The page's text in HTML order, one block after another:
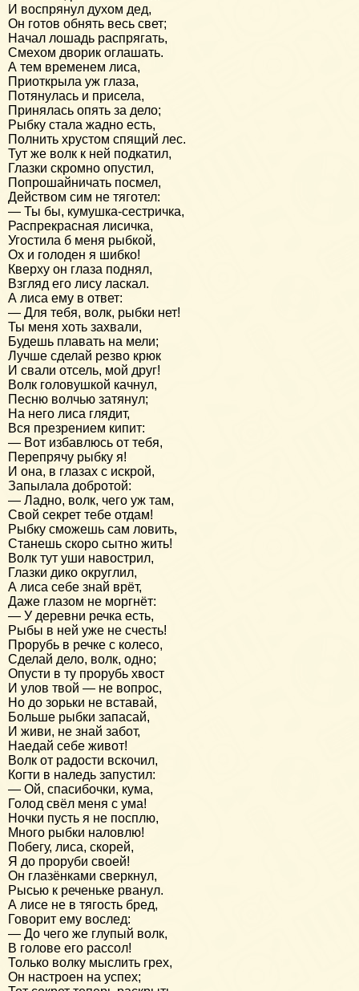
И воспрянул духом дед,
Он готов обнять весь свет;
Начал лошадь распрягать,
Смехом дворик оглашать.
А тем временем лиса,
Приоткрыла уж глаза,
Потянулась и присела,
Принялась опять за дело;
Рыбку стала жадно есть,
Полнить хрустом спящий лес.
Тут же волк к ней подкатил,
Глазки скромно опустил,
Попрошайничать посмел,
Действом сим не тяготел:
— Ты бы, кумушка-сестричка,
Распрекрасная лисичка,
Угостила б меня рыбкой,
Ох и голоден я шибко!
Кверху он глаза поднял,
Взгляд его лису ласкал.
А лиса ему в ответ:
— Для тебя, волк, рыбки нет!
Ты меня хоть захвали,
Будешь плавать на мели;
Лучше сделай резво крюк
И свали отсель, мой друг!
Волк головушкой качнул,
Песню волчью затянул;
На него лиса глядит,
Вся презрением кипит:
— Вот избавлюсь от тебя,
Перепрячу рыбку я!
И она, в глазах с искрой,
Запылала добротой:
— Ладно, волк, чего уж там,
Свой секрет тебе отдам!
Рыбку сможешь сам ловить,
Станешь скоро сытно жить!
Волк тут уши навострил,
Глазки дико округлил,
А лиса себе знай врёт,
Даже глазом не моргнёт:
— У деревни речка есть,
Рыбы в ней уже не счесть!
Прорубь в речке с колесо,
Сделай дело, волк, одно;
Опусти в ту прорубь хвост
И улов твой — не вопрос,
Но до зорьки не вставай,
Больше рыбки запасай,
И живи, не знай забот,
Наедай себе живот!
Волк от радости вскочил,
Когти в наледь запустил:
— Ой, спасибочки, кума,
Голод свёл меня с ума!
Ночки пусть я не посплю,
Много рыбки наловлю!
Побегу, лиса, скорей,
Я до проруби своей!
Он глазёнками сверкнул,
Рысью к реченьке рванул.
А лисе не в тягость бред,
Говорит ему вослед:
— До чего же глупый волк,
В голове его рассол!
Только волку мыслить грех,
Он настроен на успех;